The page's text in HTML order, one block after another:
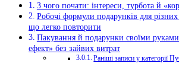
З чого почати: інтереси, турбота й
Робочі формули подарунків для
що легко повторити
Пакування й подарунки своїми
ефект» без зайвих витрат
Раніші записи у категорії